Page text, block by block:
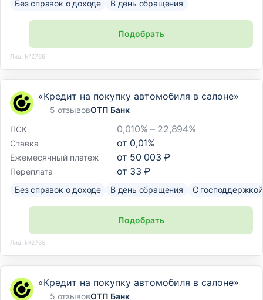
Без справок о доходе В день обращения
Подобрать
Лиц. №2766
«Кредит на покупку автомобиля в салоне»
5 отзывовОТП Банк
ПСК
0,010% – 22,894%
Ставка от 0,01%
Ежемесячный платеж от 50 003 ₽
Переплата от 33 ₽
Без справок о доходе В день обращения С господдержкой
Подобрать
Лиц. №2766
«Кредит на покупку автомобиля в салоне»
5 отзывовОТП Банк